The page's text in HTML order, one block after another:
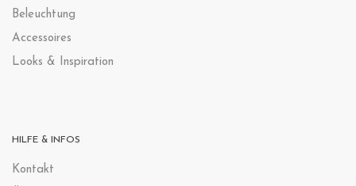
Beleuchtung
Accessoires
Looks & Inspiration
HILFE & INFOS
Kontakt